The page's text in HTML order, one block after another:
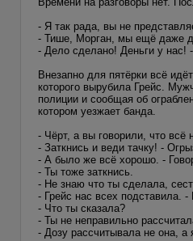
- Я так рада, вы не
- Тише, Морган, мы ещё даже
- Дело сделано! Деньги у нас!
Внезапно для пятёрки всё
которого вырубила Грейс.
полиции и сообщая об
котором уезжает банда.
- Чёрт, а вы говорили, что
- Заткнись и веди тачку! -
- А было же всё хорошо. -
- Ты тоже заткнись.
- Не знаю что ты сделала,
- Грейс нас всех подставила. -
- Что ты сказала?
- Ты не неправильно
- Дозу рассчитывала не она,